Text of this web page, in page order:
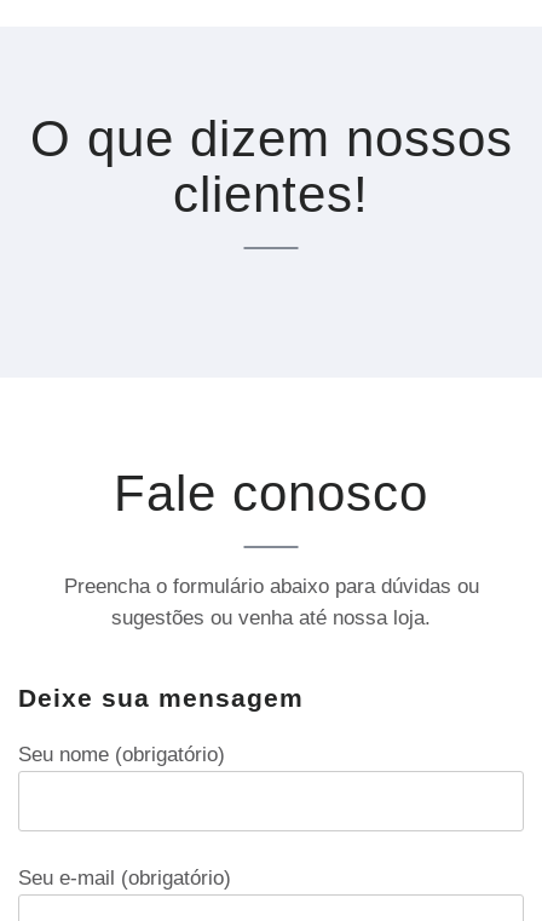
O que dizem nossos
clientes!
Fale conosco
Preencha o formulário abaixo para dúvidas ou
sugestões ou venha até nossa loja.
Deixe sua mensagem
Seu nome (obrigatório)
Seu e-mail (obrigatório)